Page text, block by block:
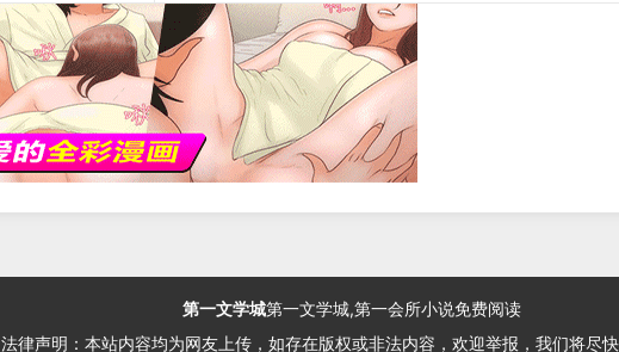
第一文学城第一文学城,第一会所小说免费阅读
法律声明：本站内容均为网友上传，如存在版权或非法内容，欢迎举报，我们将尽快